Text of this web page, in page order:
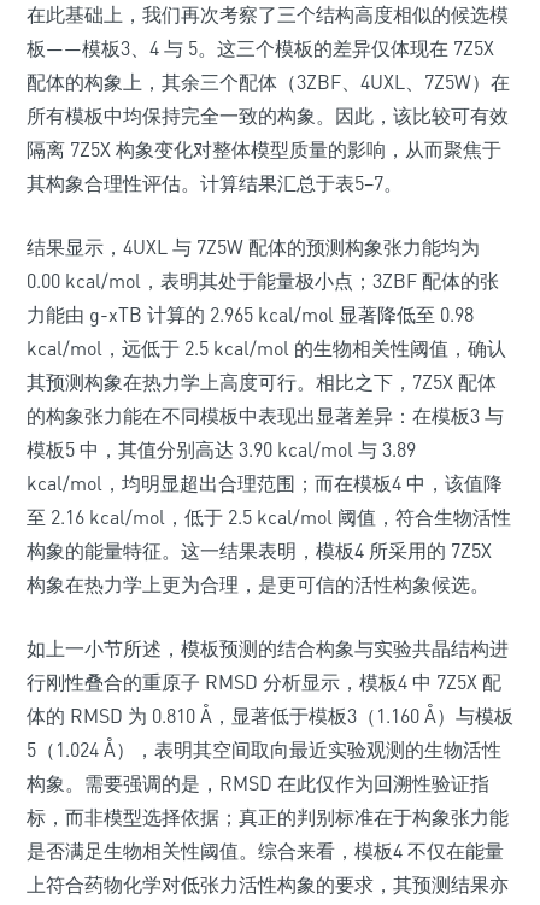
在此基础上，我们再次考察了三个结构高度相似的候选模
板——模板3、4 与 5。这三个模板的差异仅体现在 7Z5X
配体的构象上，其余三个配体（3ZBF、4UXL、7Z5W）在
所有模板中均保持完全一致的构象。因此，该比较可有效
隔离 7Z5X 构象变化对整体模型质量的影响，从而聚焦于
其构象合理性评估。计算结果汇总于表5–7。
结果显示，4UXL 与 7Z5W 配体的预测构象张力能均为
0.00 kcal/mol，表明其处于能量极小点；3ZBF 配体的张
力能由 g-xTB 计算的 2.965 kcal/mol 显著降低至 0.98
kcal/mol，远低于 2.5 kcal/mol 的生物相关性阈值，确认
其预测构象在热力学上高度可行。相比之下，7Z5X 配体
的构象张力能在不同模板中表现出显著差异：在模板3 与
模板5 中，其值分别高达 3.90 kcal/mol 与 3.89
kcal/mol，均明显超出合理范围；而在模板4 中，该值降
至 2.16 kcal/mol，低于 2.5 kcal/mol 阈值，符合生物活性
构象的能量特征。这一结果表明，模板4 所采用的 7Z5X
构象在热力学上更为合理，是更可信的活性构象候选。
如上一小节所述，模板预测的结合构象与实验共晶结构进
行刚性叠合的重原子 RMSD 分析显示，模板4 中 7Z5X 配
体的 RMSD 为 0.810 Å，显著低于模板3（1.160 Å）与模板
5（1.024 Å），表明其空间取向最近实验观测的生物活性
构象。需要强调的是，RMSD 在此仅作为回溯性验证指
标，而非模型选择依据；真正的判别标准在于构象张力能
是否满足生物相关性阈值。综合来看，模板4 不仅在能量
上符合药物化学对低张力活性构象的要求，其预测结果亦